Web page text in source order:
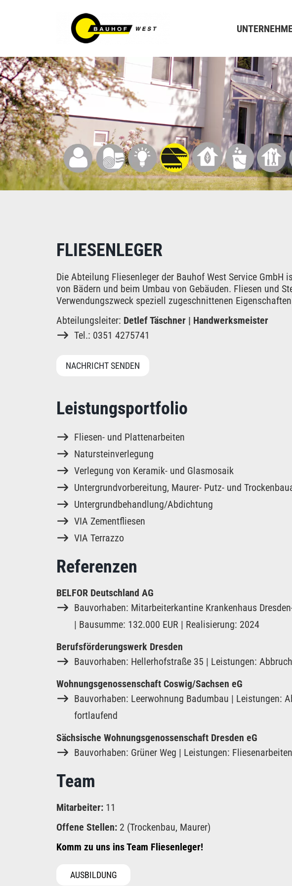
FLIESENLEGER
Die Abteilung Fliesenleger der Bauhof West Service
von Bädern und beim Umbau von Gebäuden. Fliesen und
Verwendungszweck speziell zugeschnittenen
Abteilungsleiter: Detlef Täschner | Handwerksmeister
Tel.: 0351 4275741
NACHRICHT SENDEN
Leistungsportfolio
Fliesen- und Plattenarbeiten
Natursteinverlegung
Verlegung von Keramik- und Glasmosaik
Untergrundvorbereitung, Maurer- Putz- und
Untergrundbehandlung/Abdichtung
VIA Zementfliesen
VIA Terrazzo
Referenzen
BELFOR Deutschland AG
Bauvorhaben: Mitarbeiterkantine Krankenhaus
| Bausumme: 132.000 EUR | Realisierung: 2024
Berufsförderungswerk Dresden
Bauvorhaben: Hellerhofstraße 35 | Leistungen:
Wohnungsgenossenschaft Coswig/Sachsen eG
Bauvorhaben: Leerwohnung Badumbau | Leistungen:
fortlaufend
Sächsische Wohnungsgenossenschaft Dresden eG
Bauvorhaben: Grüner Weg | Leistungen:
Team
Mitarbeiter: 11
Offene Stellen: 2 (Trockenbau, Maurer)
Komm zu uns ins Team Fliesenleger!
AUSBILDUNG